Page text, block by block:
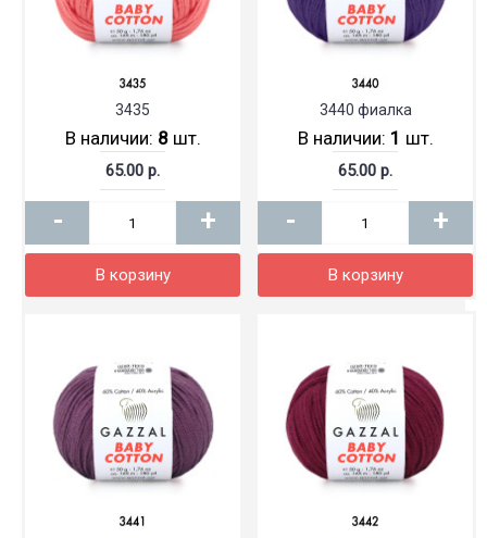
3435
В наличии: 8шт.
65.00 р.
- +
В корзину
3440 фиалка
В наличии: 1 шт.
65.00 р.
- +
В корзину